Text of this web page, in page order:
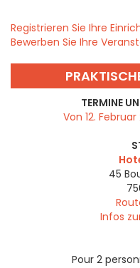
Registrieren Sie Ihre
Bewerben Sie Ihre
TERMINE
Von 12. Februar
45
Infos
Pour 2